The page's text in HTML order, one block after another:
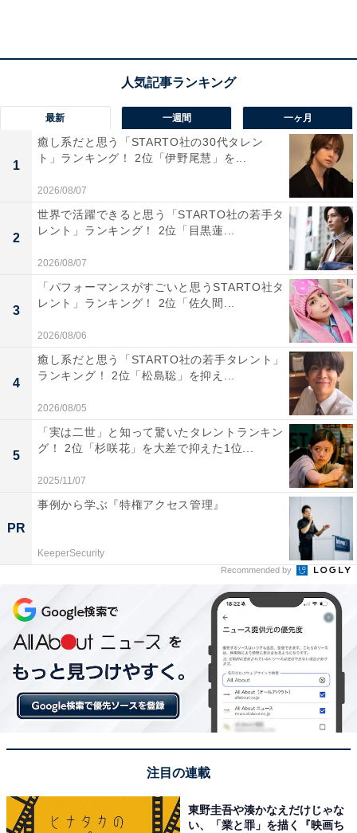
の雰囲気が岡田准一さんならしっくりくると感じたから
です（34歳女性）」「無骨な感じが出せそう（33歳女
性）」「雄々しいイメージがあるため（27歳女性）」な
ど、坂本龍馬のワイルドな風貌もイメージとぴったり、
第2位：生田斗真
第2位は、生田斗真さん。『軍師官兵衛』では、キリシ
タン大名として知られる高山右近役で出演し、大河ドラ
マデビューを果たしました。また、2022年に放送された
NHK大河ドラマ『鎌倉殿の13人』では後鳥羽上皇の側
近・源仲章役を熱演し、存在感のある“悪役”ぶりがSNS
上でも話題となりました。
回答者からは、「面白い龍馬が見られそうだから（32歳
女性）」「型破りな龍馬はジャニーズのなかでも型破り
馬を演じてくれそうと期待の声が寄せられました。
最新 一週間 一ヶ月
1
癒し系だと思う「STARTO社の30代タレン
ト」ランキング！ 2位「伊野尾慧」を...
2026/08/07
2
世界で活躍できると思う「STARTO社の若手タ
レント」ランキング！ 2位「目黒蓮...
2026/08/07
3
「パフォーマンスがすごいと思うSTARTO社タ
レント」ランキング！ 2位「佐久間...
2026/08/06
4
癒し系だと思う「STARTO社の若手タレント」
ランキング！ 2位「松島聡」を抑え...
2026/08/05
5
「実は二世」と知って驚いたタレントランキン
グ！ 2位「杉咲花」を大差で抑えた1位...
2025/11/07
PR
事例から学ぶ『特権アクセス管理』
KeeperSecurity
Recommended by
注目の連載
東野圭吾や湊かなえだけじゃな
い、「業と罪」を描く『映画ち